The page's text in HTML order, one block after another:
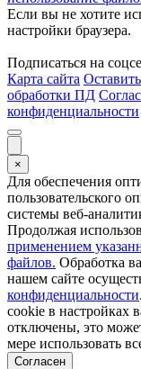
Если вы не хотите
настройки браузера.
Подписаться на
Карта сайта
обработки ПД
конфиденциальности
×
Для обеспечения
пользовательского
системы веб-
Продолжая
применением
файлов. Обработка
нашем сайте
конфиденциальности
cookie в настройках
отключены, это
мере использовать
Согласен